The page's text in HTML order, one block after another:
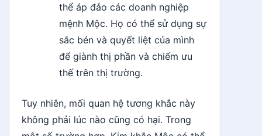
thể áp đảo các doanh nghiệp
mệnh Mộc. Họ có thể sử dụng sự
sắc bén và quyết liệt của mình
để giành thị phần và chiếm ưu
thế trên thị trường.
Tuy nhiên, mối quan hệ tương khắc này
không phải lúc nào cũng có hại. Trong